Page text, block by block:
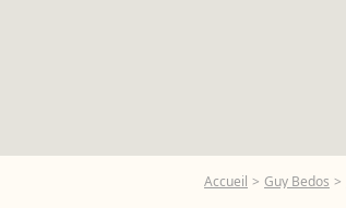
Accueil Guy Bedos